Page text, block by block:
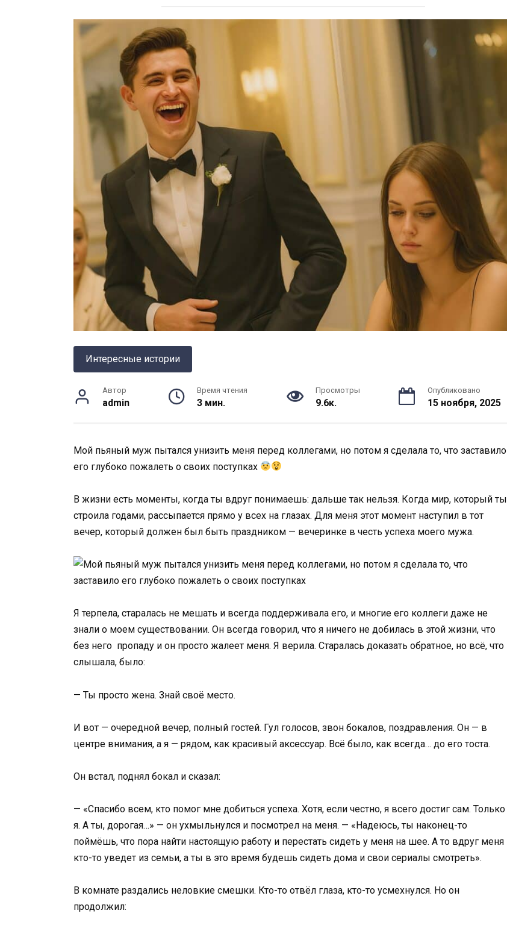
Интересные истории
Автор
admin
Время чтения
3 мин.
Просмотры
9.6к.
Опубликовано
15 ноября, 2025
Мой пьяный муж пытался унизить меня перед коллегами, но потом я сделала то, что заставило
его глубоко пожалеть о своих поступках
В жизни есть моменты, когда ты вдруг понимаешь: дальше так нельзя. Когда мир, который ты
строила годами, рассыпается прямо у всех на глазах. Для меня этот момент наступил в тот
вечер, который должен был быть праздником — вечеринке в честь успеха моего мужа.
Я терпела, старалась не мешать и всегда поддерживала его, и многие его коллеги даже не
знали о моем существовании. Он всегда говорил, что я ничего не добилась в этой жизни, что
без него пропаду и он просто жалеет меня. Я верила. Старалась доказать обратное, но всё, что
слышала, было:
— Ты просто жена. Знай своё место.
И вот — очередной вечер, полный гостей. Гул голосов, звон бокалов, поздравления. Он — в
центре внимания, а я — рядом, как красивый аксессуар. Всё было, как всегда… до его тоста.
Он встал, поднял бокал и сказал:
— «Спасибо всем, кто помог мне добиться успеха. Хотя, если честно, я всего достиг сам. Только
я. А ты, дорогая…» — он ухмыльнулся и посмотрел на меня. — «Надеюсь, ты наконец-то
поймёшь, что пора найти настоящую работу и перестать сидеть у меня на шее. А то вдруг меня
кто-то уведет из семьи, а ты в это время будешь сидеть дома и свои сериалы смотреть».
В комнате раздались неловкие смешки. Кто-то отвёл глаза, кто-то усмехнулся. Но он
продолжил: